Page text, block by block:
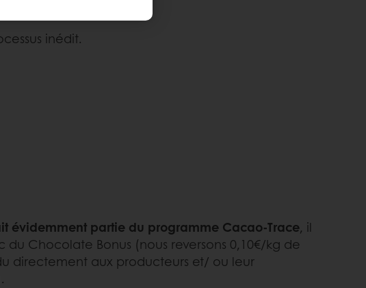
inédit.
évidemment partie du programme Cacao-Trace, il
du Chocolate Bonus (nous reversons 0,10€/kg de
directement aux producteurs et/ ou leur